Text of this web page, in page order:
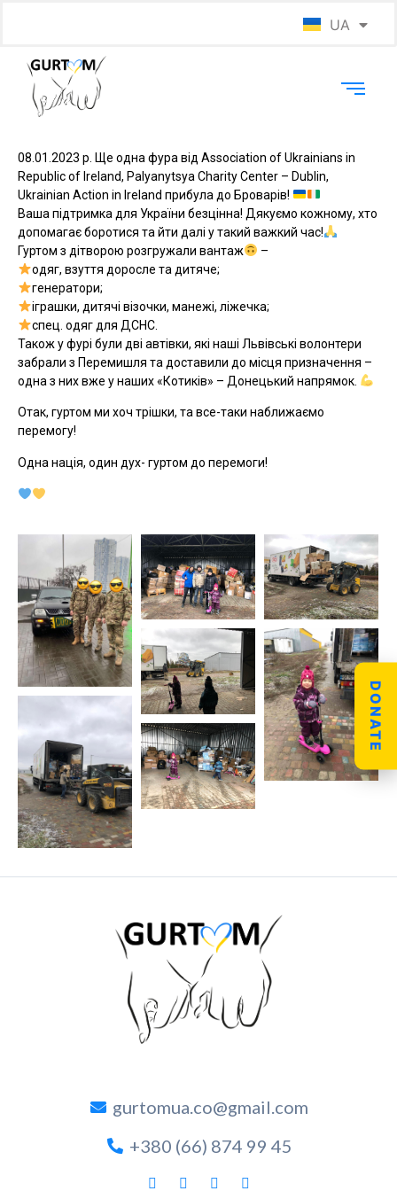
UA
EN
08.01.2023 р. Ще одна фура від Association of Ukrainians in
Republic of Ireland, Palyanytsya Charity Center – Dublin,
Ukrainian Action in Ireland прибула до Броварів!
Ваша підтримка для України безцінна! Дякуємо кожному, хто
допомагає боротися та йти далі у такий важкий час!
Гуртом з дітворою розгружали вантаж
–
одяг, взуття доросле та дитяче;
генератори;
іграшки, дитячі візочки, манежі, ліжечка;
спец. одяг для ДСНС.
Також у фурі були дві автівки, які наші Львівські волонтери
забрали з Перемишля та доставили до місця призначення –
одна з них вже у наших «Котиків» – Донецький напрямок.
Отак, гуртом ми хоч трішки, та все-таки наближаємо
перемогу!
Одна нація, один дух- гуртом до перемоги!
gurtomua.co@gmail.com
+380 (66) 874 99 45
DONATE